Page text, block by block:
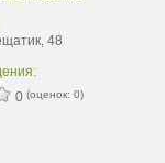
48
0 (оценок: 0)